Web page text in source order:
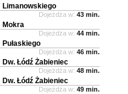
Limanowskiego
Dojeżdża w: 43 min.
Mokra
Dojeżdża w: 44 min.
Pułaskiego
Dojeżdża w: 46 min.
Dw. Łódź Żabieniec
Dojeżdża w: 48 min.
Dw. Łódź Żabieniec
Dojeżdża w: 49 min.